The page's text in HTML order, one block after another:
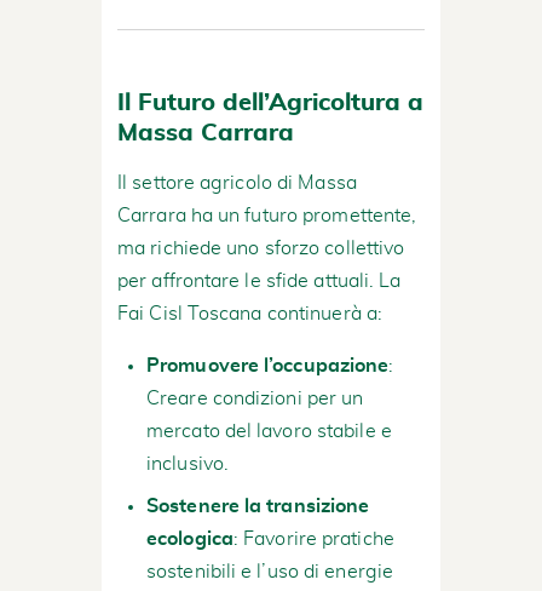
Il Futuro dell’Agricoltura a
Massa Carrara
Il settore agricolo di Massa
Carrara ha un futuro promettente,
ma richiede uno sforzo collettivo
per affrontare le sfide attuali. La
Fai Cisl Toscana continuerà a:
Promuovere l’occupazione:
Creare condizioni per un
mercato del lavoro stabile e
inclusivo.
Sostenere la transizione
ecologica: Favorire pratiche
sostenibili e l’uso di energie